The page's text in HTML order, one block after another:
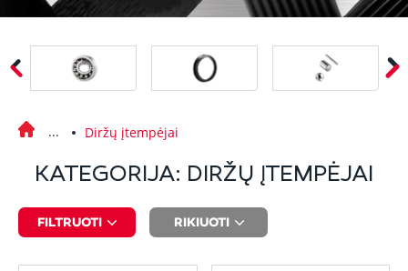
Diržų įtempėjai
KATEGORIJA: DIRŽŲ ĮTEMPĖJAI
FILTRUOTI RIKIUOTI